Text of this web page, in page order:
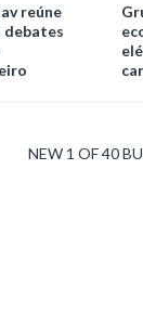
reúne
debates
NEW 1 OF 40